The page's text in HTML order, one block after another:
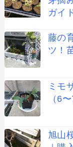
ガイ
藤の
ツ！
ミモ
（6
旭山